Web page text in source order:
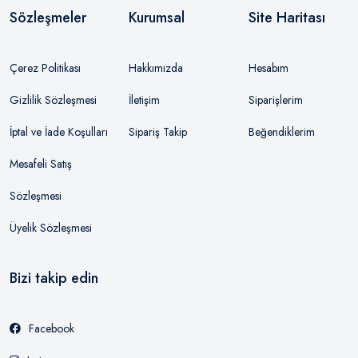
Sözleşmeler
Çerez Politikası
Gizlilik Sözleşmesi
İptal ve İade Koşulları
Mesafeli Satış
Sözleşmesi
Üyelik Sözleşmesi
Kurumsal
Hakkımızda
İletişim
Sipariş Takip
Site Haritası
Hesabım
Siparişlerim
Beğendiklerim
Bizi takip edin
Facebook